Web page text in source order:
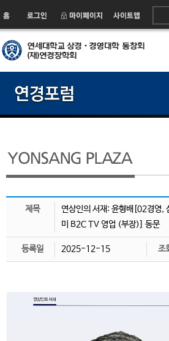
제목
연상인의 서재: 윤형배[02경영
미 B2C TV 영업 (부장)] 동문
등록일 2025-12-15 조